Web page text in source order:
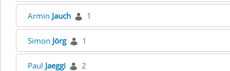
Armin Jauch 1
Simon Jörg 1
Paul Jaeggi 2